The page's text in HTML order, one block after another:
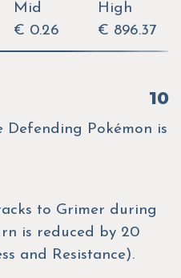
Mid
€ 0.26
High
€ 896.37
10
Defending Pokémon is
to Grimer during
is reduced by 20
and Resistance).